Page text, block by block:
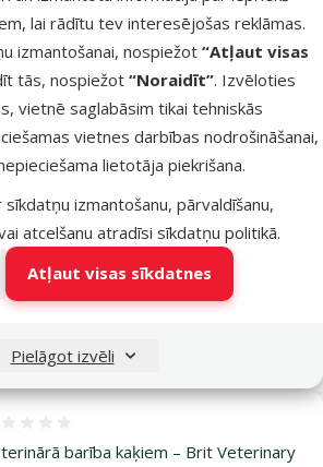
lai rādītu tev interesējošas reklāmas.
izmantošanai, nospiežot “Atļaut visas
tās, nospiežot “Noraidīt”. Izvēloties
vietnē saglabāsim tikai tehniskās
vietnes darbības nodrošināšanai,
lietotāja piekrišana.
izmantošanu, pārvaldīšanu,
atcelšanu atradīsi sīkdatņu politikā.
Atļaut visas sīkdatnes
Pielāgot izvēli
2 kg
Pieaudzis
Brit Grain-Free Veterinary Diet
47968
8595602528523
kvalitāte – ko der zināt?
Basic+
barība kaķiem – Brit Veterinary